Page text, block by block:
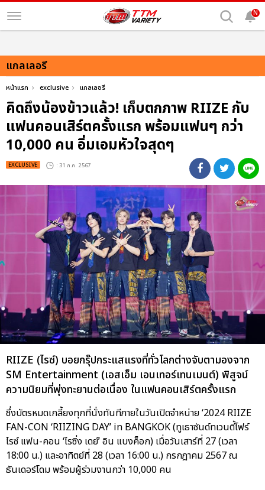
N
แกลเลอรี
หน้าแรก exclusive แกลเลอรี
คิดถึงน้องข้าวแล้ว! เก็บตกภาพ RIIZE กับ
แฟนคอนเสิร์ตครั้งแรก พร้อมแฟนๆ กว่า
10,000 คน อิ่มเอมหัวใจสุดๆ
EXCLUSIVE : 31 ก.ค. 2567
RIIZE (ไรซ์) บอยกรุ๊ปกระแสแรงที่ทั่วโลกต่างจับตามองจาก
SM Entertainment (เอสเอ็ม เอนเทอร์เทนเมนต์) พิสูจน์
ความนิยมที่พุ่งทะยานต่อเนื่อง ในแฟนคอนเสิร์ตครั้งแรก
ซึ่งบัตรหมดเกลี้ยงทุกที่นั่งทันทีภายในวันเปิดจำหน่าย ‘2024 RIIZE
FAN-CON ‘RIIZING DAY’ in BANGKOK (ทูเธาซันด์ทเวนตี้โฟร์
ไรซ์ แฟน-คอน ‘ไรซิ่ง เดย์’ อิน แบงค็อก) เมื่อวันเสาร์ที่ 27 (เวลา
18:00 น.) และอาทิตย์ที่ 28 (เวลา 16:00 น.) กรกฎาคม 2567 ณ
ธันเดอร์โดม พร้อมผู้ร่วมงานกว่า 10,000 คน